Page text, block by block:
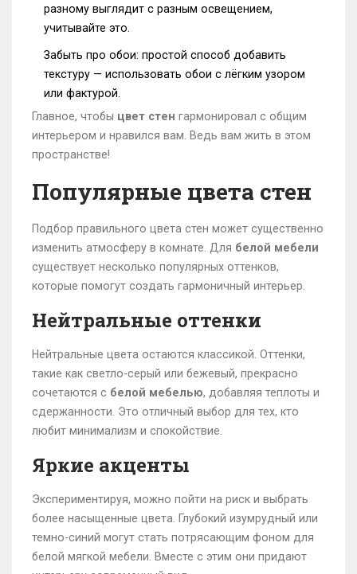
разному выглядит с разным освещением,
учитывайте это.
Забыть про обои: простой способ добавить
текстуру — использовать обои с лёгким узором
или фактурой.
Главное, чтобы цвет стен гармонировал с общим
интерьером и нравился вам. Ведь вам жить в этом
пространстве!
Популярные цвета стен
Подбор правильного цвета стен может существенно
изменить атмосферу в комнате. Для белой мебели
существует несколько популярных оттенков,
которые помогут создать гармоничный интерьер.
Нейтральные оттенки
Нейтральные цвета остаются классикой. Оттенки,
такие как светло-серый или бежевый, прекрасно
сочетаются с белой мебелью, добавляя теплоты и
сдержанности. Это отличный выбор для тех, кто
любит минимализм и спокойствие.
Яркие акценты
Экспериментируя, можно пойти на риск и выбрать
более насыщенные цвета. Глубокий изумрудный или
темно-синий могут стать потрясающим фоном для
белой мягкой мебели. Вместе с этим они придают